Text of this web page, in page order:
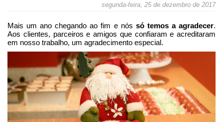
segunda-feira, 25 de dezembro de 2017
Mais um ano chegando ao fim e nós só temos a agradecer.
Aos clientes, parceiros e amigos que confiaram e acreditaram
em nosso trabalho, um agradecimento especial.